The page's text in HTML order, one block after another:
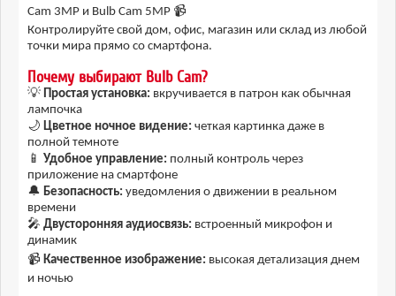
Cam 3MP и Bulb Cam 5MP 📹
Контролируйте свой дом, офис, магазин или склад из любой
точки мира прямо со смартфона.
Почему выбирают Bulb Cam?
💡 Простая установка: вкручивается в патрон как обычная
лампочка
🌙 Цветное ночное видение: четкая картинка даже в
полной темноте
📱 Удобное управление: полный контроль через
приложение на смартфоне
🔔 Безопасность: уведомления о движении в реальном
времени
🎤 Двусторонняя аудиосвязь: встроенный микрофон и
динамик
📹 Качественное изображение: высокая детализация днем
и ночью